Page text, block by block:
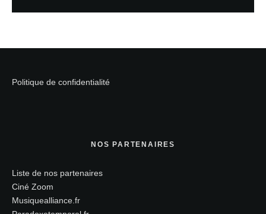
Politique de confidentialité
NOS PARTENAIRES
Liste de nos partenaires
Ciné Zoom
Musiquealliance.fr